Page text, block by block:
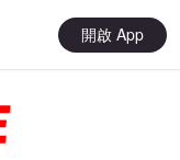
開啟 App